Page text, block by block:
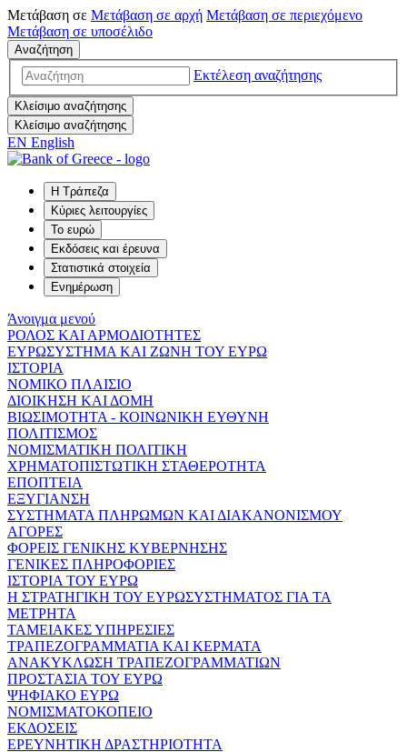
Μετάβαση σε Μετάβαση σε αρχή Μετάβαση σε περιεχόμενο
Μετάβαση σε υποσέλιδο
Αναζήτηση
Εκτέλεση αναζήτησης
Κλείσιμο αναζήτησης
Κλείσιμο αναζήτησης
EN English
Η Τράπεζα
Κύριες λειτουργίες
Το ευρώ
Εκδόσεις και έρευνα
Στατιστικά στοιχεία
Ενημέρωση
Άνοιγμα μενού
ΡΟΛΟΣ ΚΑΙ ΑΡΜΟΔΙΟΤΗΤΕΣ
ΕΥΡΩΣΥΣΤΗΜΑ ΚΑΙ ΖΩΝΗ ΤΟΥ ΕΥΡΩ
ΙΣΤΟΡΙΑ
ΝΟΜΙΚΟ ΠΛΑΙΣΙΟ
ΔΙΟΙΚΗΣΗ ΚΑΙ ΔΟΜΗ
ΒΙΩΣΙΜΟΤΗΤΑ - ΚΟΙΝΩΝΙΚΗ ΕΥΘΥΝΗ
ΠΟΛΙΤΙΣΜΟΣ
ΝΟΜΙΣΜΑΤΙΚΗ ΠΟΛΙΤΙΚΗ
ΧΡΗΜΑΤΟΠΙΣΤΩΤΙΚΗ ΣΤΑΘΕΡΟΤΗΤΑ
ΕΠΟΠΤΕΙΑ
ΕΞΥΓΙΑΝΣΗ
ΣΥΣΤΗΜΑΤΑ ΠΛΗΡΩΜΩΝ ΚΑΙ ΔΙΑΚΑΝΟΝΙΣΜΟΥ
ΑΓΟΡΕΣ
ΦΟΡΕΙΣ ΓΕΝΙΚΗΣ ΚΥΒΕΡΝΗΣΗΣ
ΓΕΝΙΚΕΣ ΠΛΗΡΟΦΟΡΙΕΣ
ΙΣΤΟΡΙΑ ΤΟΥ ΕΥΡΩ
Η ΣΤΡΑΤΗΓΙΚΗ ΤΟΥ ΕΥΡΩΣΥΣΤΗΜΑΤΟΣ ΓΙΑ ΤΑ
ΜΕΤΡΗΤΑ
ΤΑΜΕΙΑΚΕΣ ΥΠΗΡΕΣΙΕΣ
ΤΡΑΠΕΖΟΓΡΑΜΜΑΤΙΑ ΚΑΙ ΚΕΡΜΑΤΑ
ΑΝΑΚΥΚΛΩΣΗ ΤΡΑΠΕΖΟΓΡΑΜΜΑΤΙΩΝ
ΠΡΟΣΤΑΣΙΑ ΤΟΥ ΕΥΡΩ
ΨΗΦΙΑΚΟ ΕΥΡΩ
ΝΟΜΙΣΜΑΤΟΚΟΠΕΙΟ
ΕΚΔΟΣΕΙΣ
ΕΡΕΥΝΗΤΙΚΗ ΔΡΑΣΤΗΡΙΟΤΗΤΑ